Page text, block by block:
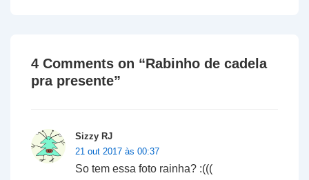
4 Comments on “Rabinho de cadela
pra presente”
Sizzy RJ
21 out 2017 às 00:37
So tem essa foto rainha? :(((